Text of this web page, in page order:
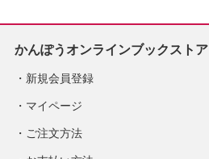
かんぽうオンラインブックストア
新規会員登録
マイページ
ご注文方法